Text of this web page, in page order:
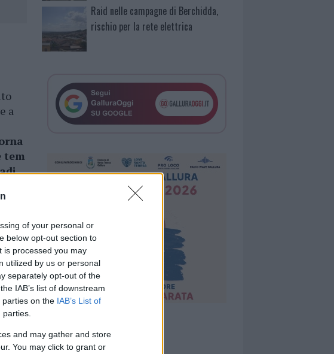
of your personal or
below opt-out section to
is processed you may
utilized by us or personal
separately opt-out of the
IAB’s list of downstream
parties on the IAB’s List of
and may gather and store
You may click to grant or
a
tem
Raid nelle campagne di Berchidda,
rischio per la rete elettrica